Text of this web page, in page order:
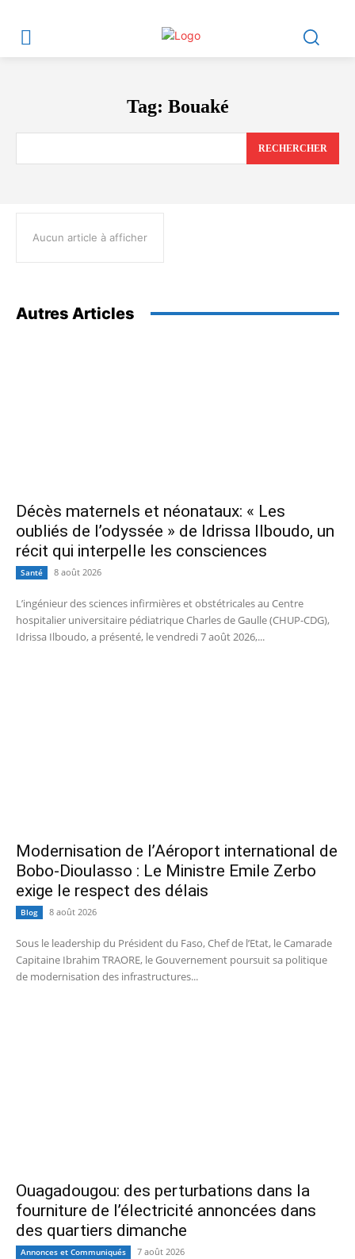
Tag: Bouaké
RECHERCHER
Aucun article à afficher
Autres Articles
Décès maternels et néonataux: « Les
oubliés de l’odyssée » de Idrissa Ilboudo, un
récit qui interpelle les consciences
Santé 8 août 2026
L’ingénieur des sciences infirmières et obstétricales au Centre
hospitalier universitaire pédiatrique Charles de Gaulle (CHUP-CDG),
Idrissa Ilboudo, a présenté, le vendredi 7 août 2026,...
Modernisation de l’Aéroport international de
Bobo-Dioulasso : Le Ministre Emile Zerbo
exige le respect des délais
Blog 8 août 2026
Sous le leadership du Président du Faso, Chef de l’Etat, le Camarade
Capitaine Ibrahim TRAORE, le Gouvernement poursuit sa politique
de modernisation des infrastructures...
Ouagadougou: des perturbations dans la
fourniture de l’électricité annoncées dans
des quartiers dimanche
Annonces et Communiqués 7 août 2026